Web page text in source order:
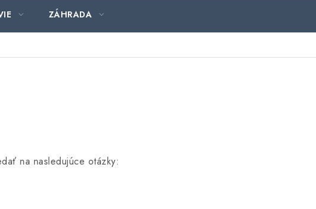
ZÁHRADA
na nasledujúce otázky: